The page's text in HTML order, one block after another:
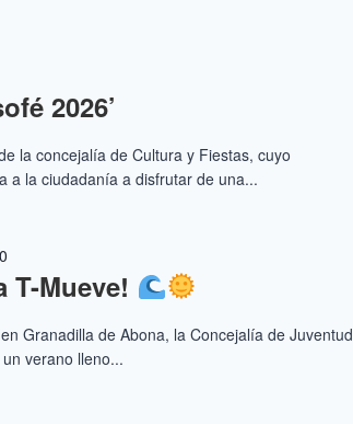
2026’
la concejalía de Cultura y Fiestas, cuyo
a la ciudadanía a disfrutar de una...
T-Mueve!
Granadilla de Abona, la Concejalía de Juventud
verano lleno...